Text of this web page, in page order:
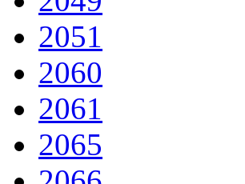
2051
2060
2061
2065